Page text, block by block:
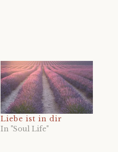
Liebe ist in dir
In "Soul Life"